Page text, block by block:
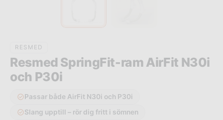
RESMED
Resmed SpringFit-ram AirFit N30i
och P30i
Passar både AirFit N30i och P30i
Slang upptill – rör dig fritt i sömnen